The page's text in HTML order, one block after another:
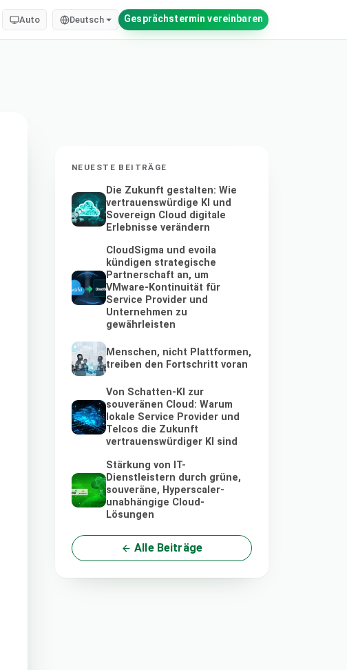
Auto Deutsch Gesprächstermin vereinbaren
NEUESTE BEITRÄGE
Die Zukunft gestalten: Wie
vertrauenswürdige KI und
Sovereign Cloud digitale
Erlebnisse verändern
CloudSigma und evoila
kündigen strategische
Partnerschaft an, um
VMware-Kontinuität für
Service Provider und
Unternehmen zu
gewährleisten
Menschen, nicht Plattformen,
treiben den Fortschritt voran
Von Schatten-KI zur
souveränen Cloud: Warum
lokale Service Provider und
Telcos die Zukunft
vertrauenswürdiger KI sind
Stärkung von IT-
Dienstleistern durch grüne,
souveräne, Hyperscaler-
unabhängige Cloud-
Lösungen
Alle Beiträge